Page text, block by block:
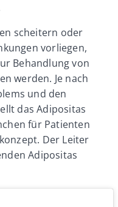
scheitern oder
vorliegen,
Behandlung von
werden. Je nach
und den
das Adipositas
für Patienten
Der Leiter
Adipositas